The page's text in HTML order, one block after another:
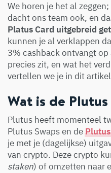
We horen je het al
dacht ons team ook, en
Platus Card uitgebreid
kunnen je al verklappen
3% cashback ontvangt
precies zit, en wat het
vertellen we je in dit
Wat is de
Plutus heeft momenteel
Plutus Swaps en de
je met je (dagelijkse)
van crypto. Deze crypto
staken) of omzetten naar